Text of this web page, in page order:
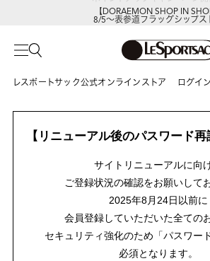
【DORAEMON SHOP IN
8/5～表参道フラッグシップス
レスポートサック公式オンラインストア ログイン
【リニューアル後のパスワード再
サイトリニューアルに向
ご登録状況の確認をお願いして
2025年8月24日以前に
会員登録していただいた全ての
セキュリティ強化のため「パスワー
必須となります。